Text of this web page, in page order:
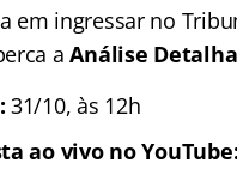
em ingressar no
aAnálise
31/10, às 12h
ao vivo no YouTube: